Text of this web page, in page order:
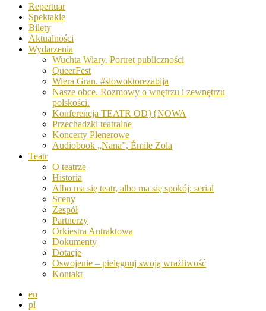
Repertuar
Spektakle
Bilety
Aktualności
Wydarzenia
Wuchta Wiary. Portret publiczności
QueerFest
Wiera Gran. #slowoktorezabija
Nasze obce. Rozmowy o wnętrzu i zewnętrzu
polskości.
Konferencja TEATR OD}{NOWA
Przechadzki teatralne
Koncerty Plenerowe
Audiobook „Nana”, Émile Zola
Teatr
O teatrze
Historia
Albo ma się teatr, albo ma się spokój: serial
Sceny
Zespół
Partnerzy
Orkiestra Antraktowa
Dokumenty
Dotacje
Oswojenie – pielęgnuj swoją wrażliwość
Kontakt
en
pl